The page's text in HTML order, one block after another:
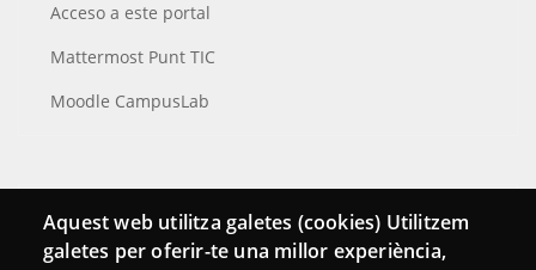
Acceso a este portal
Mattermost Punt TIC
Moodle CampusLab
Conecta
Contacto
Aquest web utilitza galetes (cookies) Utilitzem
galetes per oferir-te una millor experiència,